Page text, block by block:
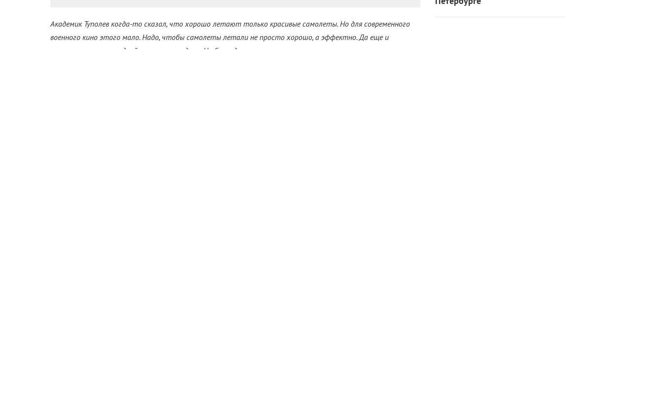
Академик Туполев когда-то сказал, что хорошо летают только красивые самолеты. Но для современного
военного кино этого мало. Надо, чтобы самолеты летали не просто хорошо, а эффектно. Да еще и
реалистично, а это вдвойне сложная задача. Но благодаря технологиям, смекалке и сноровке – выполнимая.